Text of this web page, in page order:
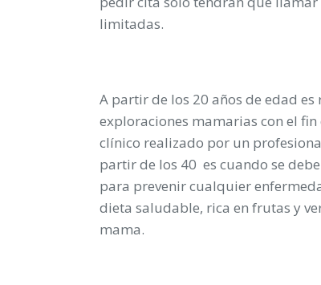
limitadas.
A partir de los 20 años de edad
exploraciones mamarias con el
clínico realizado por un
partir de los 40 es cuando se
para prevenir cualquier
dieta saludable, rica en frutas y
mama.